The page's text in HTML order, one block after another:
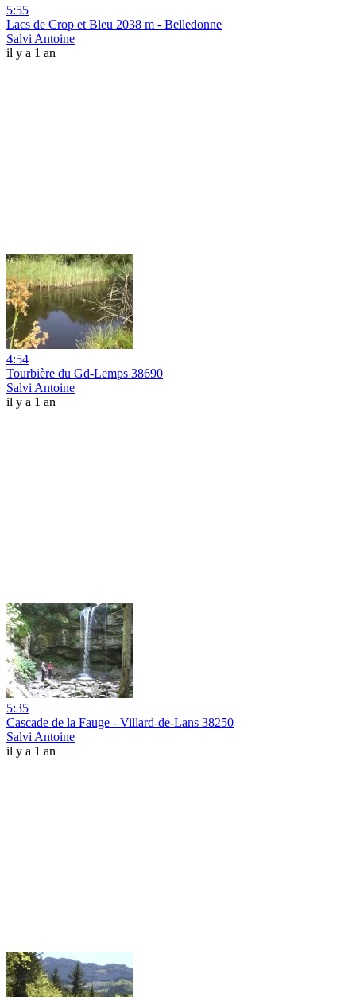
5:55
Lacs de Crop et Bleu 2038 m - Belledonne
Salvi Antoine
il y a 1 an
4:54
Tourbière du Gd-Lemps 38690
Salvi Antoine
il y a 1 an
5:35
Cascade de la Fauge - Villard-de-Lans 38250
Salvi Antoine
il y a 1 an